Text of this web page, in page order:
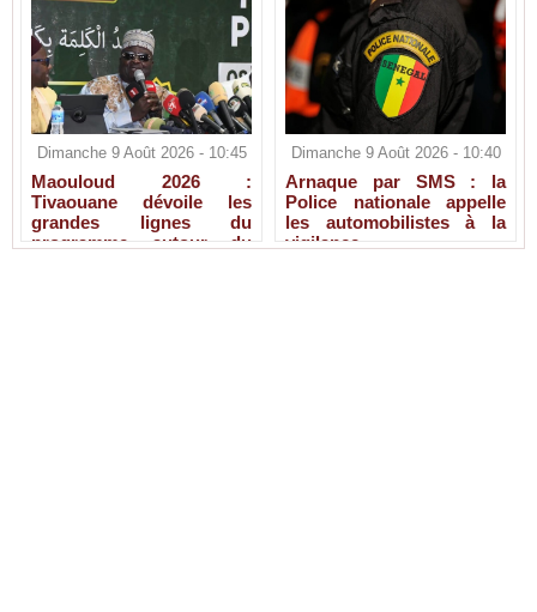
Dimanche 9 Août 2026 - 10:45
Maouloud 2026 :
Tivaouane dévoile les
grandes lignes du
programme autour du
Dimanche 9 Août 2026 - 10:40
Arnaque par SMS : la
Police nationale appelle
les automobilistes à la
vigilance